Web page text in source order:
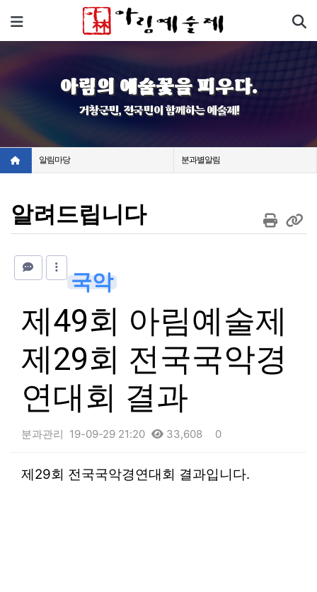
메뉴
아림의 예술꽃을 피우다.
거창군민, 전국민이 함께하는 예술제!
알림마당 분과별알림
알려드립니다
국악
제49회 아림예술제
제29회 전국국악경
연대회 결과
분과관리 19-09-29 21:20 33,608 0
본문
제29회 전국국악경연대회 결과입니다.